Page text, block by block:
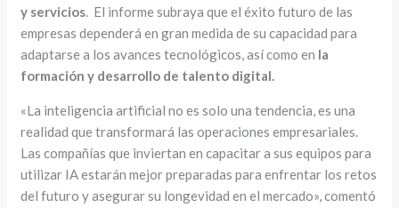
y servicios. El informe subraya que el éxito futuro de las
empresas dependerá en gran medida de su capacidad para
adaptarse a los avances tecnológicos, así como en la
formación y desarrollo de talento digital.
«La inteligencia artificial no es solo una tendencia, es una
realidad que transformará las operaciones empresariales.
Las compañías que inviertan en capacitar a sus equipos para
utilizar IA estarán mejor preparadas para enfrentar los retos
del futuro y asegurar su longevidad en el mercado», comentó